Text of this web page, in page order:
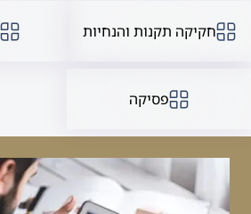
חקיקה תקנות והנחיות
פסיקה